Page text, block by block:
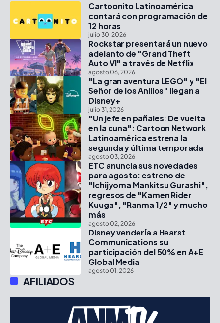
Cartoonito Latinoamérica
contará con programación de
12 horas
julio 30, 2026
Rockstar presentará un nuevo
adelanto de "Grand Theft
Auto VI" a través de Netflix
agosto 06, 2026
"La gran aventura LEGO" y "El
Señor de los Anillos" llegan a
Disney+
julio 31, 2026
"Un jefe en pañales: De vuelta
en la cuna": Cartoon Network
Latinoamérica estrena la
segunda y última temporada
agosto 03, 2026
ETC anuncia sus novedades
para agosto: estreno de
"Ichijyoma Mankitsu Gurashi",
regresos de "Kamen Rider
Kuuga", "Ranma 1/2" y mucho
más
agosto 02, 2026
Disney vendería a Hearst
Communications su
participación del 50% en A+E
Global Media
agosto 01, 2026
AFILIADOS